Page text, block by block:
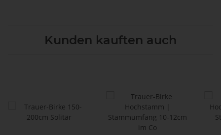
Kunden kauften auch